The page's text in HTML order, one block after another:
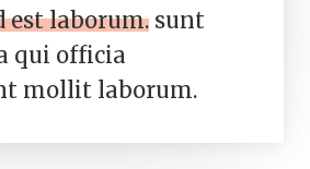
est laborum. sunt
qui officia
mollit laborum.